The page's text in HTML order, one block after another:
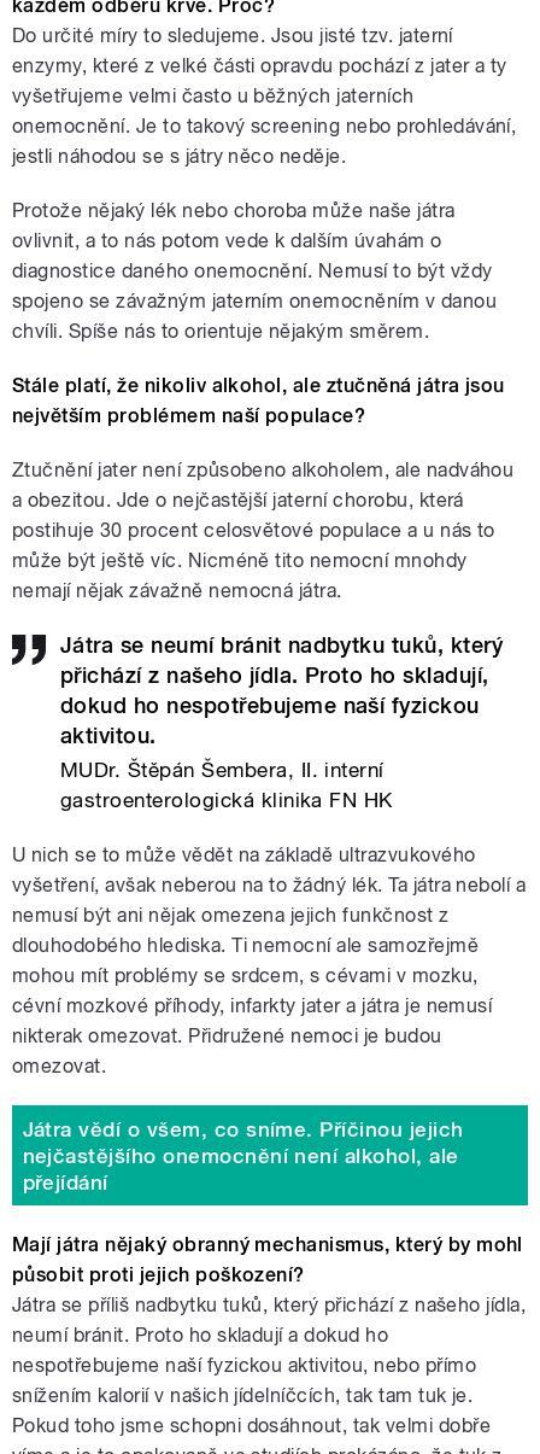
každém odběru krve. Proč?
Do určité míry to sledujeme. Jsou jisté tzv. jaterní
enzymy, které z velké části opravdu pochází z jater a ty
vyšetřujeme velmi často u běžných jaterních
onemocnění. Je to takový screening nebo prohledávání,
jestli náhodou se s játry něco neděje.
Protože nějaký lék nebo choroba může naše játra
ovlivnit, a to nás potom vede k dalším úvahám o
diagnostice daného onemocnění. Nemusí to být vždy
spojeno se závažným jaterním onemocněním v danou
chvíli. Spíše nás to orientuje nějakým směrem.
Stále platí, že nikoliv alkohol, ale ztučněná játra jsou
největším problémem naší populace?
Ztučnění jater není způsobeno alkoholem, ale nadváhou
a obezitou. Jde o nejčastější jaterní chorobu, která
postihuje 30 procent celosvětové populace a u nás to
může být ještě víc. Nicméně tito nemocní mnohdy
nemají nějak závažně nemocná játra.
Játra se neumí bránit nadbytku tuků, který
přichází z našeho jídla. Proto ho skladují,
dokud ho nespotřebujeme naší fyzickou
aktivitou.
MUDr. Štěpán Šembera, II. interní
gastroenterologická klinika FN HK
U nich se to může vědět na základě ultrazvukového
vyšetření, avšak neberou na to žádný lék. Ta játra nebolí a
nemusí být ani nějak omezena jejich funkčnost z
dlouhodobého hlediska. Ti nemocní ale samozřejmě
mohou mít problémy se srdcem, s cévami v mozku,
cévní mozkové příhody, infarkty jater a játra je nemusí
nikterak omezovat. Přidružené nemoci je budou
omezovat.
Játra vědí o všem, co sníme. Příčinou jejich
nejčastějšího onemocnění není alkohol, ale
přejídání
Mají játra nějaký obranný mechanismus, který by mohl
působit proti jejich poškození?
Játra se příliš nadbytku tuků, který přichází z našeho jídla,
neumí bránit. Proto ho skladují a dokud ho
nespotřebujeme naší fyzickou aktivitou, nebo přímo
snížením kalorií v našich jídelníčcích, tak tam tuk je.
Pokud toho jsme schopni dosáhnout, tak velmi dobře